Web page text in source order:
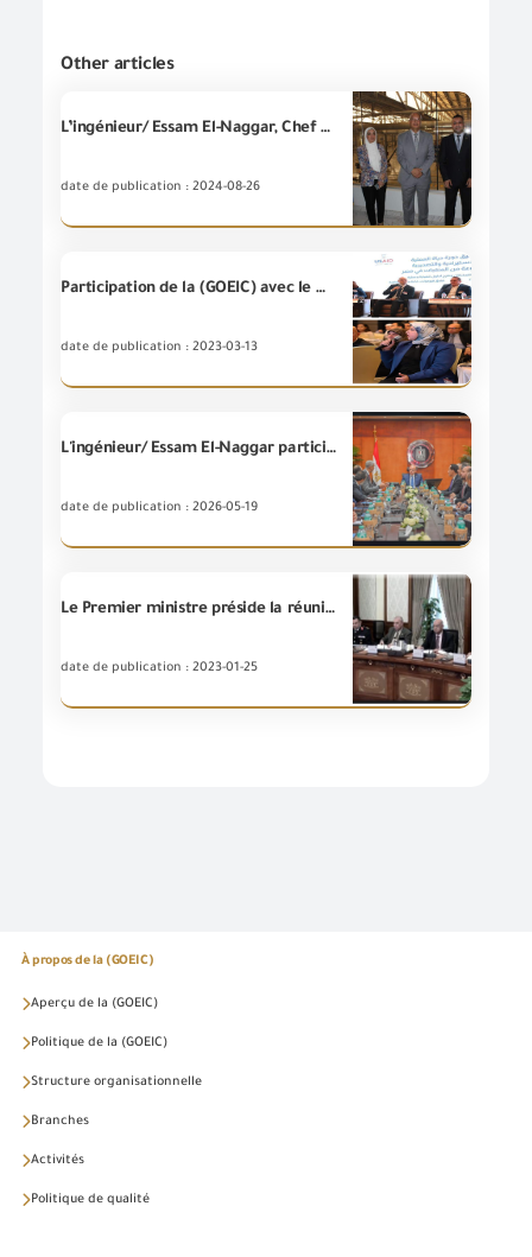
Other articles
L’ingénieur/ Essam El-Naggar, Chef du conseil d'administration de la (GOEIC) en visite de l'usine « Attico pour les industries du bois» affilée à l'Organisation Arabe pour l'industrialisation lors des premières étapes de la coopération entre les deux parties dans le domaine de l'application des systèmes de durabilité et de la mesure des émissions de carbone.
date de publication : 2024-08-26
Participation de la (GOEIC) avec le « Centre Egyptien des Etudes Economiques (ECES) » en coopération avec le Projet de la réforme commerciale
date de publication : 2023-03-13
L'ingénieur/ Essam El-Naggar participe àla réunion du Ministre de l'Investissement et du Commerce extérieur avec les dirigeants de la société "Vodafone" pour examiner les étapes à prendre pour accélérer la transformation numérique pour renforcer la compétitivité de l'investissement et du commerce.
date de publication : 2026-05-19
Le Premier ministre préside la réunion du Conseil suprême des ports
date de publication : 2023-01-25
À propos de la (GOEIC)
Aperçu de la (GOEIC)
Politique de la (GOEIC)
Structure organisationnelle
Branches
Activités
Politique de qualité